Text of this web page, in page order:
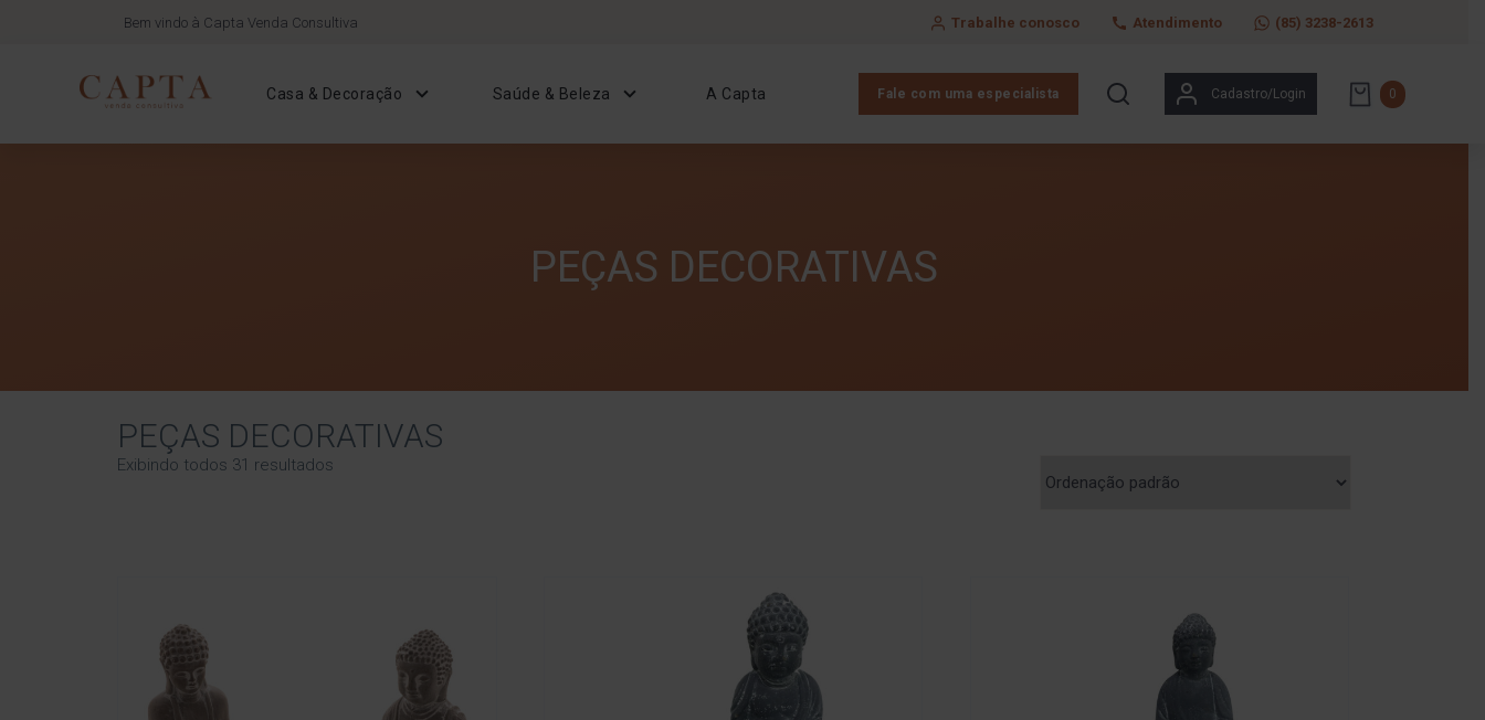
Bem vindo à Capta Venda Consultiva Trabalhe conosco Atendimento (85) 3238-2613
Casa & Decoração Saúde & Beleza A Capta Fale com uma especialista Cadastro/Login 0
PEÇAS DECORATIVAS
PEÇAS DECORATIVAS
Exibindo todos 31 resultados